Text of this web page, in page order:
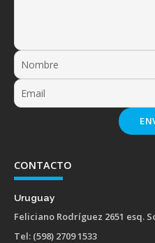
CONTACTO
Uruguay
Feliciano Rodríguez 2651 esq.
Tel: (598) 2709 1533